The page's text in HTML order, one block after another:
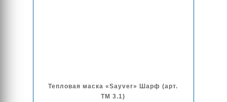
Тепловая маска «Sayver» Шарф (арт.
ТМ 3.1)